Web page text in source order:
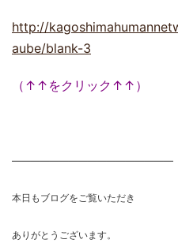
http://
aube/blank-3
（↑↑をクリック↑↑）
―――――――――――――――――
本日もブログをご覧いただき
ありがとうございます。